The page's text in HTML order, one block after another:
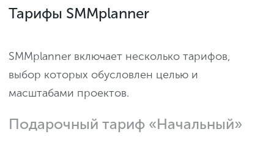
Тарифы SMMplanner
SMMplanner включает несколько тарифов,
выбор которых обусловлен целью и
масштабами проектов.
Подарочный тариф «Начальный»